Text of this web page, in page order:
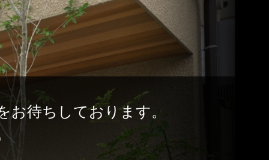
お待ちしております。